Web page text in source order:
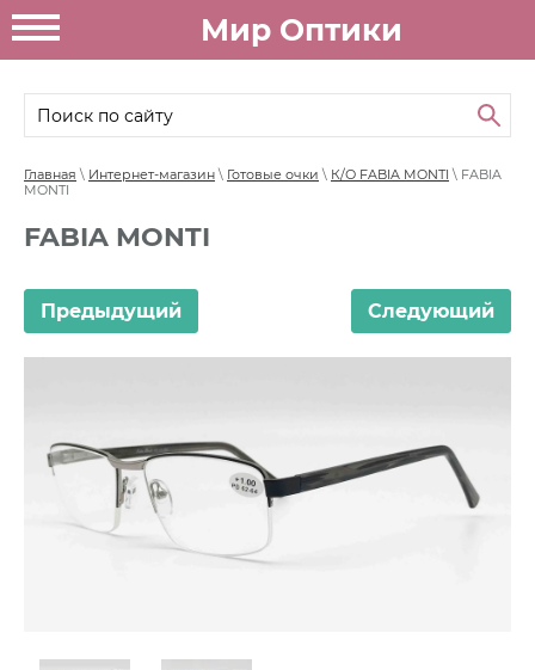
Мир Оптики
Главная \ Интернет-магазин \ Готовые очки \ К/О FABIA MONTI \ FABIA
MONTI
FABIA MONTI
Предыдущий Следующий